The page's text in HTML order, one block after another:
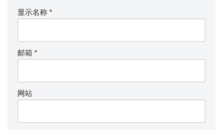
显示名称 *
邮箱 *
网站